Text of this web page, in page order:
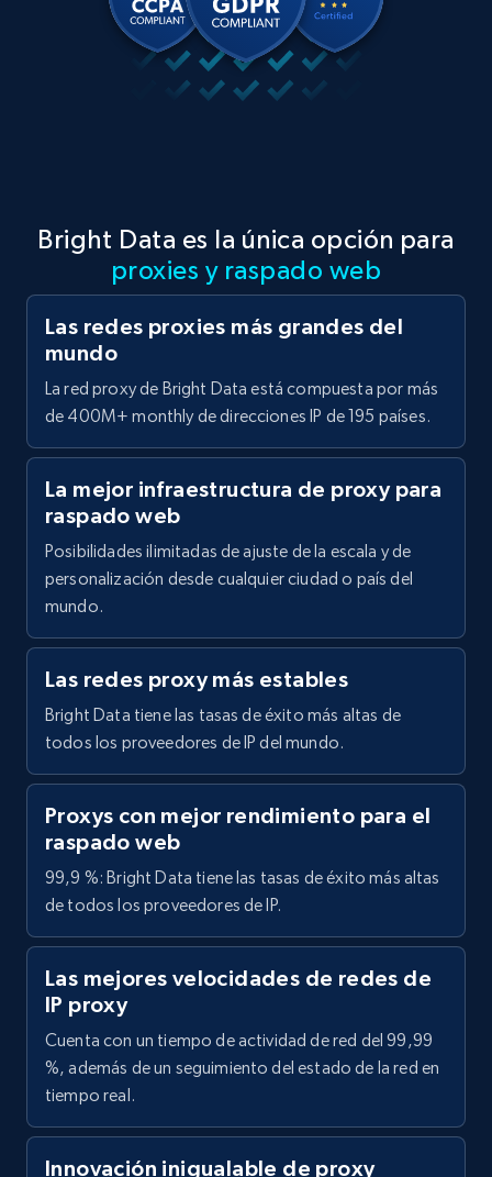
Bright Data es la única opción para
proxies y raspado web
Las redes proxies más grandes del
mundo
La red proxy de Bright Data está compuesta por más
de 400M+ monthly de direcciones IP de 195 países.
La mejor infraestructura de proxy para
raspado web
Posibilidades ilimitadas de ajuste de la escala y de
personalización desde cualquier ciudad o país del
mundo.
Las redes proxy más estables
Bright Data tiene las tasas de éxito más altas de
todos los proveedores de IP del mundo.
Proxys con mejor rendimiento para el
raspado web
99,9 %: Bright Data tiene las tasas de éxito más altas
de todos los proveedores de IP.
Las mejores velocidades de redes de
IP proxy
Cuenta con un tiempo de actividad de red del 99,99
%, además de un seguimiento del estado de la red en
tiempo real.
Innovación inigualable de proxy